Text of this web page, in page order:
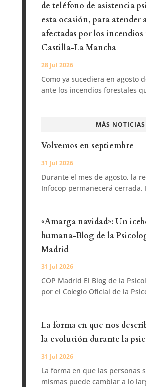
de teléfono de asistencia
esta ocasión, para atender
afectadas por los incendios
Castilla-La Mancha
28 Jul 2026
Como ya sucediera en agosto
ante los incendios forestales
MÁS NOTICIAS
Volvemos en septiembre
31 Jul 2026
Durante el mes de agosto, la
Infocop permanecerá cerrada.
«Amarga navidad»: Un
humana-Blog de la
Madrid
31 Jul 2026
COP Madrid El Blog de la
por el Colegio Oficial de la
La forma en que nos
la evolución durante la
31 Jul 2026
La forma en que las personas
mismas puede cambiar a lo